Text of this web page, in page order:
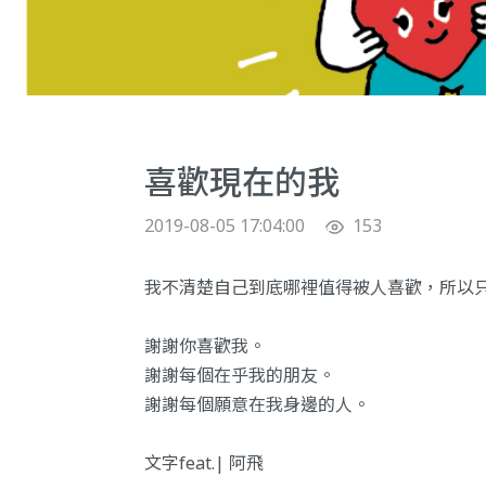
喜歡現在的我
2019-08-05 17:04:00 153
我不清楚自己到底哪裡值得被人喜歡，所以
謝謝你喜歡我。
謝謝每個在乎我的朋友。
謝謝每個願意在我身邊的人。
文字feat.| 阿飛